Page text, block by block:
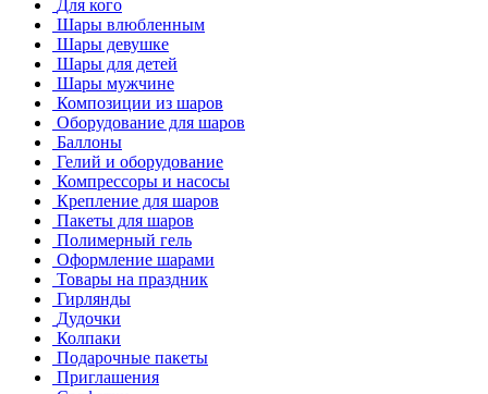
Для кого
Шары влюбленным
Шары девушке
Шары для детей
Шары мужчине
Композиции из шаров
Оборудование для шаров
Баллоны
Гелий и оборудование
Компрессоры и насосы
Крепление для шаров
Пакеты для шаров
Полимерный гель
Оформление шарами
Товары на праздник
Гирлянды
Дудочки
Колпаки
Подарочные пакеты
Приглашения